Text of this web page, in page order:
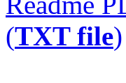
(TXT file)